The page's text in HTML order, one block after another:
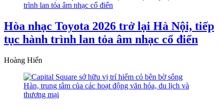
Hòa nhạc Toyota 2026 trở lại Hà Nội, tiếp
tục hành trình lan tỏa âm nhạc cổ điển
Hoàng Hiển